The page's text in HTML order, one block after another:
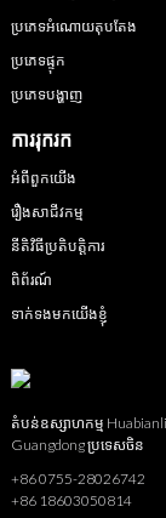
ប្រភេទអំណោយតុបតែង
ប្រភេទផ្ទុក
ប្រភេទបង្ហាញ
ការរុករក
អំពីពួកយើង
រឿងសាជីវកម្ម
នីតិវិធីប្រតិបត្តិការ
ពិព័រណ៍
ទាក់ទងមកយើងខ្ញុំ
តំបន់ឧស្សាហកម្ម
Guangdong ប្រទេសចិន
+86 0755-28026742
+86 18603050814